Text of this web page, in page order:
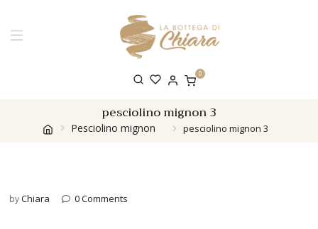
0
pesciolino mignon 3
Pesciolino mignon pesciolino mignon 3
byChiara 0 Comments